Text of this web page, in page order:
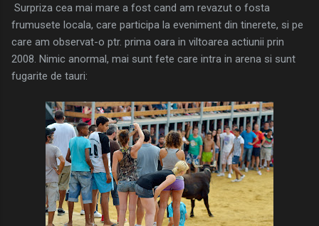
Surpriza cea mai mare a fost cand am revazut o fosta
frumusete locala, care participa la eveniment din tinerete, si pe
care am observat-o ptr. prima oara in viltoarea actiunii prin
2008. Nimic anormal, mai sunt fete care intra in arena si sunt
fugarite de tauri: